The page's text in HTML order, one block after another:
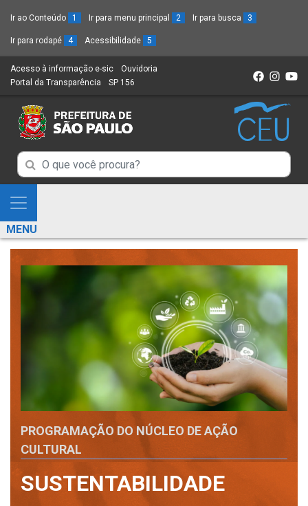
Ir ao Conteúdo 1 Ir para menu principal 2 Ir para busca 3
Ir para rodapé 4 Acessibilidade 5
Acesso à informação e-sic (Link
para
novo
sítio)
Ouvidoria
Portal da Transparência (Link
um
novo
SP 156
Campo
de
Busca
de
informações
Campo
de
de
informações
Mostra
e
Esconde
Menu
MENU
PROGRAMAÇÃO DO NÚCLEO DE AÇÃO
CULTURAL
SUSTENTABILIDADE